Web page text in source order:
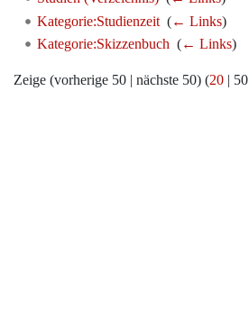
Kategorie:Studienzeit‎ (← Links)
Kategorie:Skizzenbuch‎ (← Links)
Zeige (vorherige 50 nächste 50) (20 50